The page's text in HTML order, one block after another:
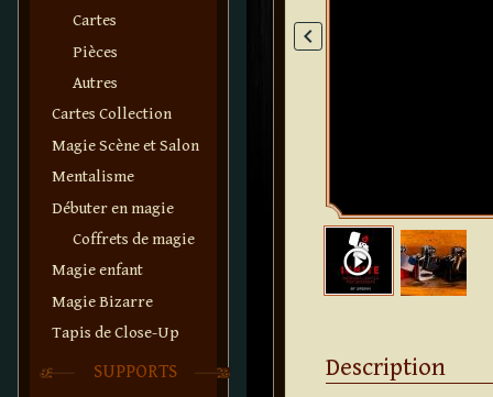
Cartes
Pièces
Autres
Cartes Collection
Magie Scène et Salon
Mentalisme
Débuter en magie
Coffrets de magie
Magie enfant
Magie Bizarre
Tapis de Close-Up
SUPPORTS
keyboard_arrow_left
play_circle_outline
Description